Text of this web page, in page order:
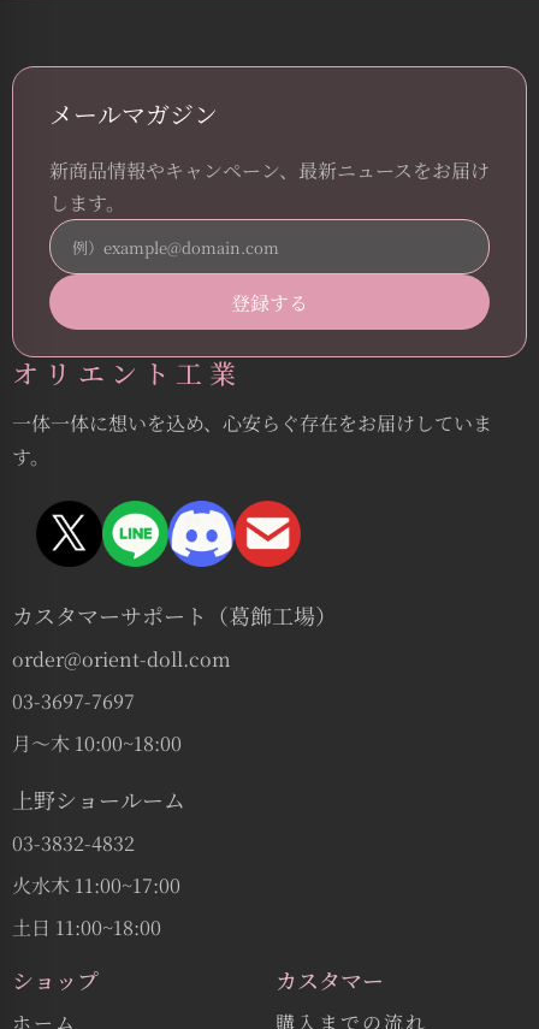
メールマガジン
新商品情報やキャンペーン、最新ニュースをお届け
します。
オリエント工業
一体一体に想いを込め、心安らぐ存在をお届けしていま
す。
カスタマーサポート（葛飾工場）
order@orient-doll.com
03-3697-7697
月〜木 10:00~18:00
上野ショールーム
03-3832-4832
火水木 11:00~17:00
土日 11:00~18:00
ショップ
ホーム
カスタマー
購入までの流れ